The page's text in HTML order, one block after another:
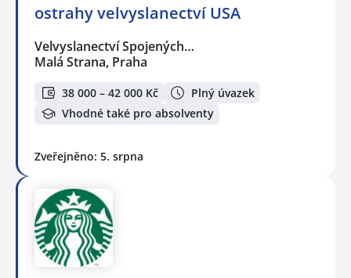
ostrahy velvyslanectví USA
Velvyslanectví Spojených…
Malá Strana, Praha
38 000 – 42 000 Kč
Plný úvazek
Vhodné také pro absolventy
Zveřejněno: 5. srpna